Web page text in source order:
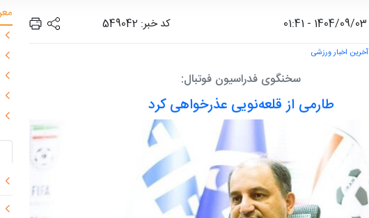
کد خبر: 549042
آخرین اخبار ورزشی
سخنگوی فدراسیون فوتبال:
طارمی از قلعه‌نویی عذرخواهی کرد